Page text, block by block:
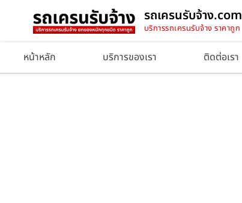
รถเครนรับจ้าง.com
บริการรถเครนรับจ้าง ราคาถูก
หน้าหลัก บริการของเรา ติดต่อเรา